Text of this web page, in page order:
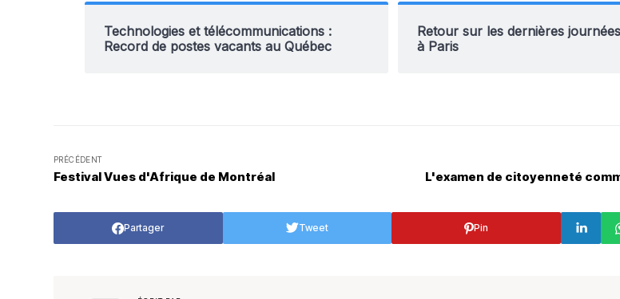
Technologies et télécommunications :
Record de postes vacants au Québec
Retour sur les dernières
à Paris
PRÉCÉDENT
Festival Vues d'Afrique de Montréal L'examen de citoyenneté
Partager Tweet Pin